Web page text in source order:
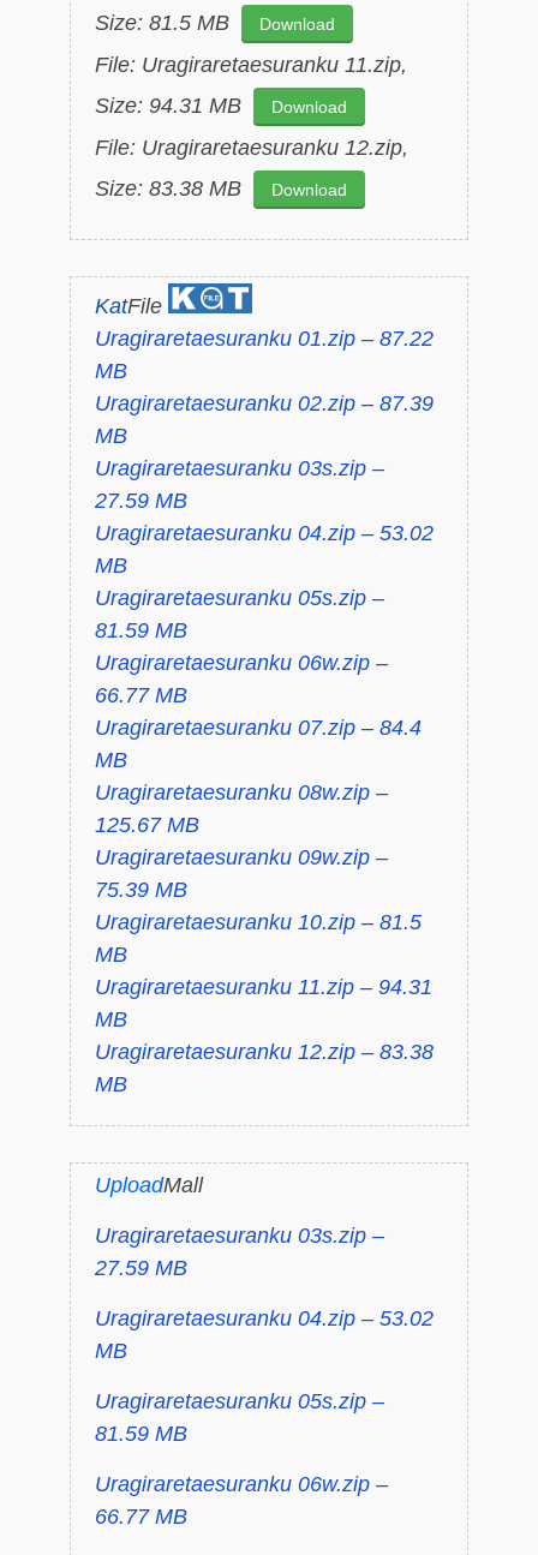
Size: 81.5 MB Download
File: Uragiraretaesuranku 11.zip,
Size: 94.31 MB
Download
File: Uragiraretaesuranku 12.zip,
Size: 83.38 MB
Download
KatFile
Uragiraretaesuranku 01.zip – 87.22
MB
Uragiraretaesuranku 02.zip – 87.39
MB
Uragiraretaesuranku 03s.zip –
27.59 MB
Uragiraretaesuranku 04.zip – 53.02
MB
Uragiraretaesuranku 05s.zip –
81.59 MB
Uragiraretaesuranku 06w.zip –
66.77 MB
Uragiraretaesuranku 07.zip – 84.4
MB
Uragiraretaesuranku 08w.zip –
125.67 MB
Uragiraretaesuranku 09w.zip –
75.39 MB
Uragiraretaesuranku 10.zip – 81.5
MB
Uragiraretaesuranku 11.zip – 94.31
MB
Uragiraretaesuranku 12.zip – 83.38
MB
UploadMall
Uragiraretaesuranku 03s.zip –
27.59 MB
Uragiraretaesuranku 04.zip – 53.02
MB
Uragiraretaesuranku 05s.zip –
81.59 MB
Uragiraretaesuranku 06w.zip –
66.77 MB